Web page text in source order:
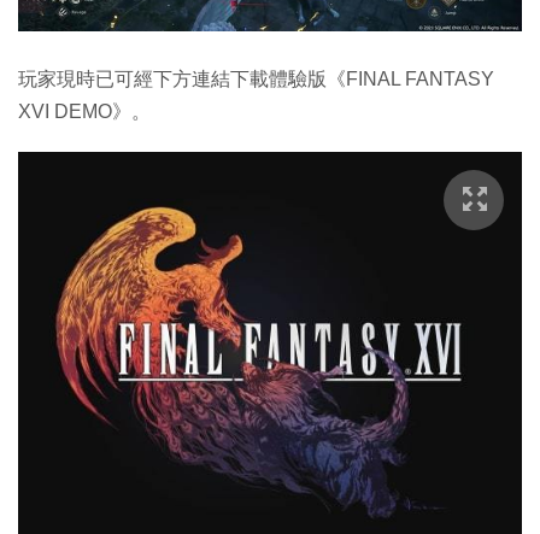
玩家現時已可經下方連結下載體驗版《FINAL FANTASY
XVI DEMO》。